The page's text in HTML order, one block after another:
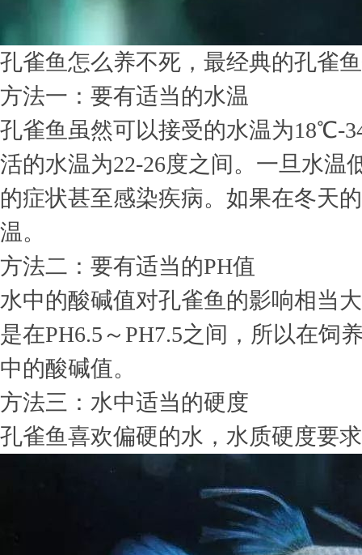
孔雀鱼怎么养不死，最经典的孔雀
方法一：要有适当的水温
孔雀鱼虽然可以接受的水温为18℃-
活的水温为22-26度之间。一旦水
的症状甚至感染疾病。如果在冬天
温。
方法二：要有适当的PH值
水中的酸碱值对孔雀鱼的影响相当
是在PH6.5～PH7.5之间，所以在饲
中的酸碱值。
方法三：水中适当的硬度
孔雀鱼喜欢偏硬的水，水质硬度要